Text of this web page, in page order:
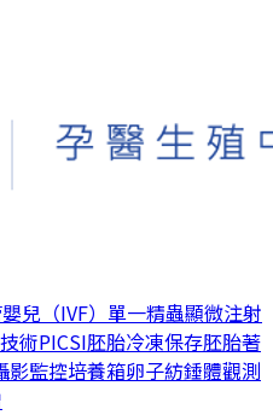
兒（IVF） 單一精蟲顯微注射
術PICSI胚胎冷凍保存胚胎著
影監控培養箱卵子紡錘體觀測